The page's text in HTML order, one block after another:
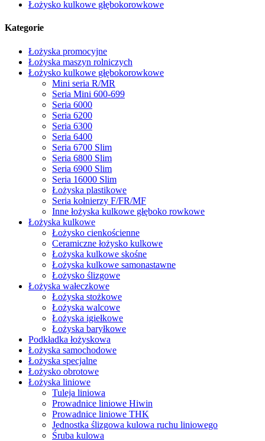
Łożysko kulkowe głębokorowkowe
Kategorie
Łożyska promocyjne
Łożyska maszyn rolniczych
Łożysko kulkowe głębokorowkowe
Mini seria R/MR
Seria Mini 600-699
Seria 6000
Seria 6200
Seria 6300
Seria 6400
Seria 6700 Slim
Seria 6800 Slim
Seria 6900 Slim
Seria 16000 Slim
Łożyska plastikowe
Seria kołnierzy F/FR/MF
Inne łożyska kulkowe głęboko rowkowe
Łożyska kulkowe
Łożysko cienkościenne
Ceramiczne łożysko kulkowe
Łożyska kulkowe skośne
Łożyska kulkowe samonastawne
Łożysko ślizgowe
Łożyska wałeczkowe
Łożyska stożkowe
Łożyska walcowe
Łożyska igiełkowe
Łożyska baryłkowe
Podkładka łożyskowa
Łożyska samochodowe
Łożyska specjalne
Łożysko obrotowe
Łożyska liniowe
Tuleja liniowa
Prowadnice liniowe Hiwin
Prowadnice liniowe THK
Jednostka ślizgowa kulowa ruchu liniowego
Śruba kulowa